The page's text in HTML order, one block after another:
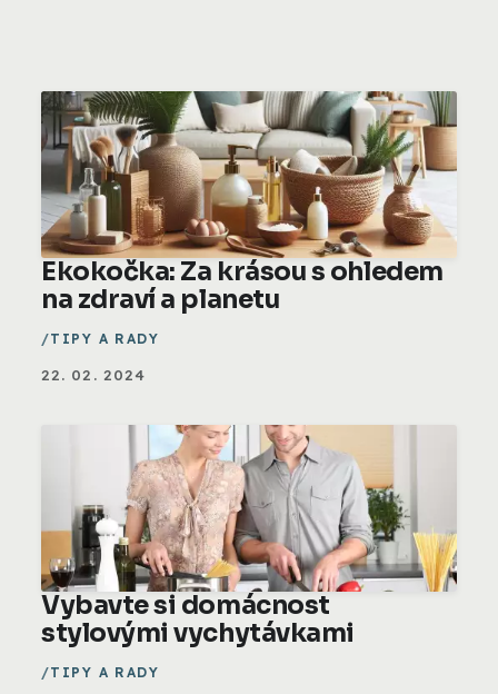
Ekokočka: Za krásou s ohledem
na zdraví a planetu
TIPY A RADY
22. 02. 2024
Vybavte si domácnost
stylovými vychytávkami
TIPY A RADY